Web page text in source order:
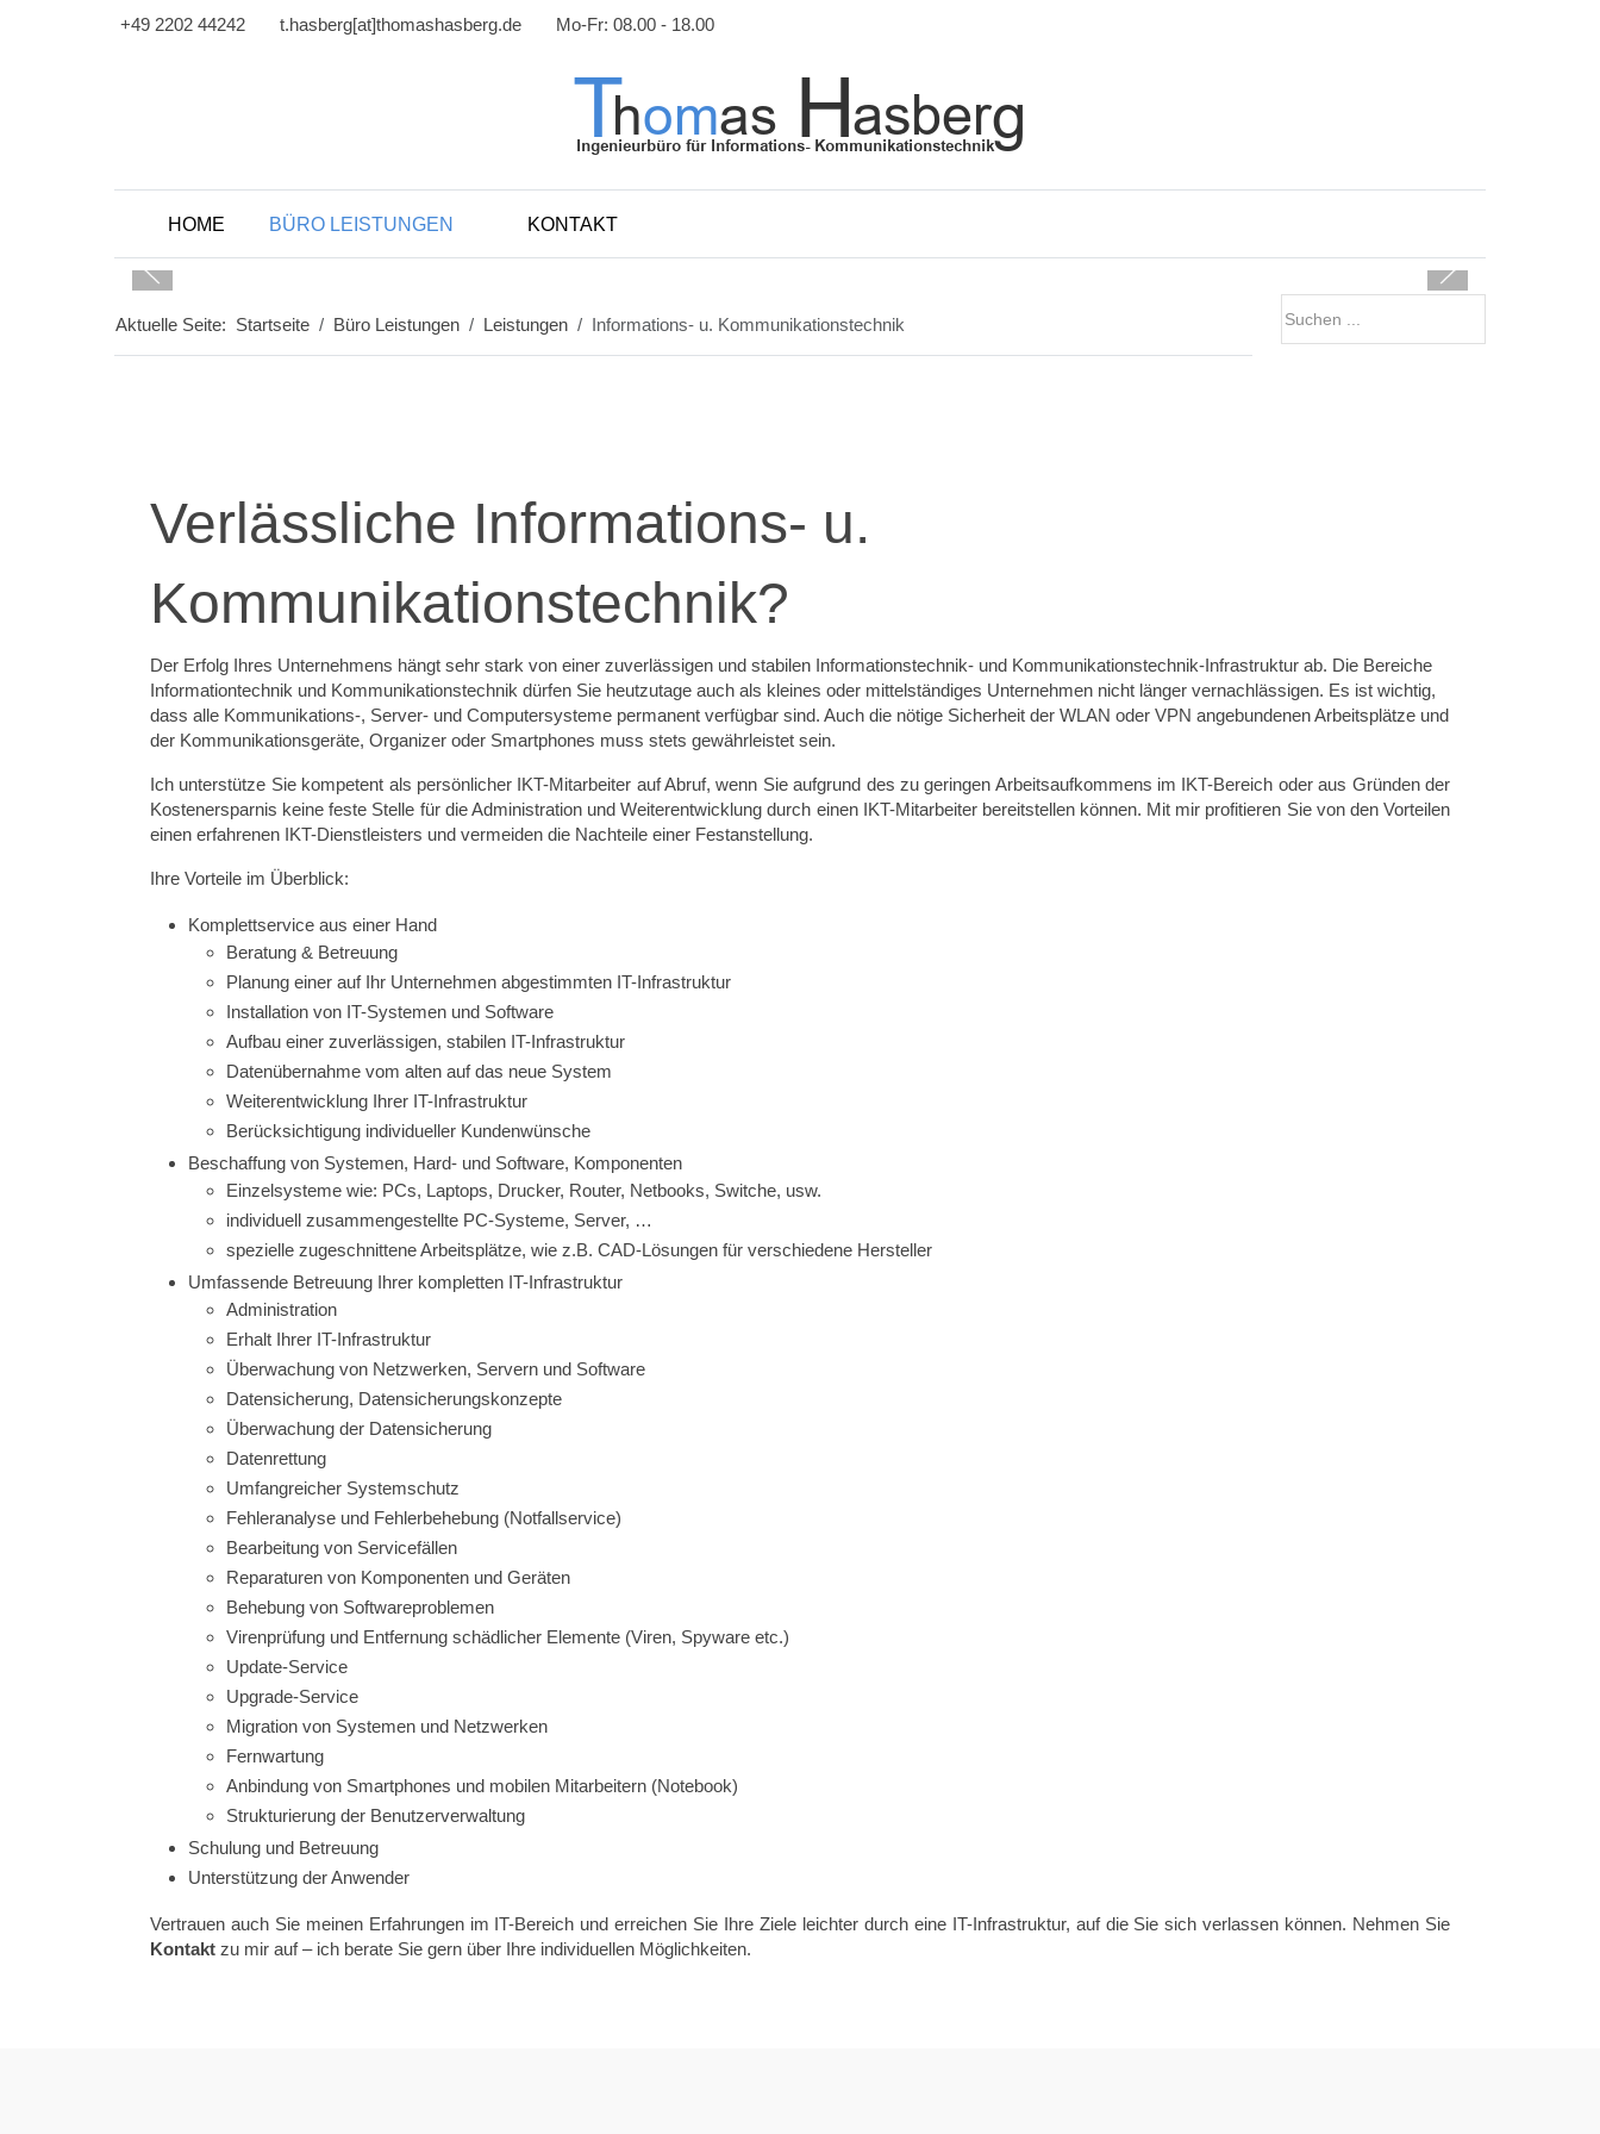
+49 2202 44242 t.hasberg[at]thomashasberg.de Mo-Fr: 08.00 - 18.00
HOME BÜRO LEISTUNGEN KONTAKT
Aktuelle Seite: Startseite Büro Leistungen Leistungen Informations- u. Kommunikationstechnik
Verlässliche Informations- u.
Kommunikationstechnik?
Der Erfolg Ihres Unternehmens hängt sehr stark von einer zuverlässigen und stabilen Informationstechnik- und Kommunikationstechnik-Infrastruktur ab. Die Bereiche
Informationtechnik und Kommunikationstechnik dürfen Sie heutzutage auch als kleines oder mittelständiges Unternehmen nicht länger vernachlässigen. Es ist wichtig,
dass alle Kommunikations-, Server- und Computersysteme permanent verfügbar sind. Auch die nötige Sicherheit der WLAN oder VPN angebundenen Arbeitsplätze und
der Kommunikationsgeräte, Organizer oder Smartphones muss stets gewährleistet sein.
Ich unterstütze Sie kompetent als persönlicher IKT-Mitarbeiter auf Abruf, wenn Sie aufgrund des zu geringen Arbeitsaufkommens im IKT-Bereich oder aus Gründen der
Kostenersparnis keine feste Stelle für die Administration und Weiterentwicklung durch einen IKT-Mitarbeiter bereitstellen können. Mit mir profitieren Sie von den Vorteilen
einen erfahrenen IKT-Dienstleisters und vermeiden die Nachteile einer Festanstellung.
Ihre Vorteile im Überblick:
Komplettservice aus einer Hand
Beratung & Betreuung
Planung einer auf Ihr Unternehmen abgestimmten IT-Infrastruktur
Installation von IT-Systemen und Software
Aufbau einer zuverlässigen, stabilen IT-Infrastruktur
Datenübernahme vom alten auf das neue System
Weiterentwicklung Ihrer IT-Infrastruktur
Berücksichtigung individueller Kundenwünsche
Beschaffung von Systemen, Hard- und Software, Komponenten
Einzelsysteme wie: PCs, Laptops, Drucker, Router, Netbooks, Switche, usw.
individuell zusammengestellte PC-Systeme, Server, …
spezielle zugeschnittene Arbeitsplätze, wie z.B. CAD-Lösungen für verschiedene Hersteller
Umfassende Betreuung Ihrer kompletten IT-Infrastruktur
Administration
Erhalt Ihrer IT-Infrastruktur
Überwachung von Netzwerken, Servern und Software
Datensicherung, Datensicherungskonzepte
Überwachung der Datensicherung
Datenrettung
Umfangreicher Systemschutz
Fehleranalyse und Fehlerbehebung (Notfallservice)
Bearbeitung von Servicefällen
Reparaturen von Komponenten und Geräten
Behebung von Softwareproblemen
Virenprüfung und Entfernung schädlicher Elemente (Viren, Spyware etc.)
Update-Service
Upgrade-Service
Migration von Systemen und Netzwerken
Fernwartung
Anbindung von Smartphones und mobilen Mitarbeitern (Notebook)
Strukturierung der Benutzerverwaltung
Schulung und Betreuung
Unterstützung der Anwender
Vertrauen auch Sie meinen Erfahrungen im IT-Bereich und erreichen Sie Ihre Ziele leichter durch eine IT-Infrastruktur, auf die Sie sich verlassen können. Nehmen Sie
Kontakt zu mir auf – ich berate Sie gern über Ihre individuellen Möglichkeiten.